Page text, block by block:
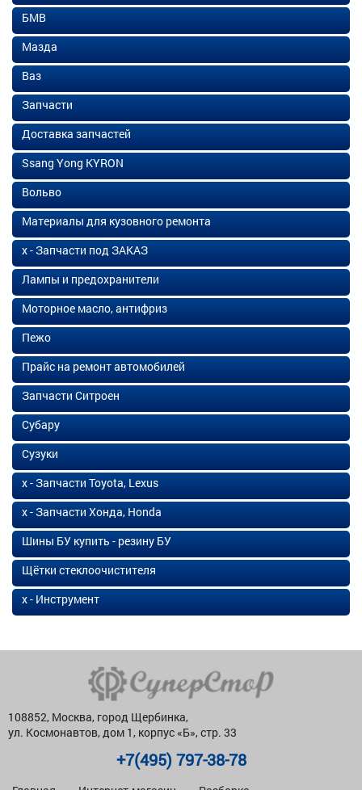
БМВ
Мазда
Ваз
Запчасти
Доставка запчастей
Ssang Yong KYRON
Вольво
Материалы для кузовного ремонта
х - Запчасти под ЗАКАЗ
Лампы и предохранители
Моторное масло, антифриз
Пежо
Прайс на ремонт автомобилей
Запчасти Ситроен
Субару
Сузуки
х - Запчасти Toyota, Lexus
х - Запчасти Хонда, Honda
Шины БУ купить - резину БУ
Щётки стеклоочистителя
х - Инструмент
108852, Москва, город Щербинка,
ул. Космонавтов, дом 1, корпус «Б», стр. 33
+7(495) 797-38-78